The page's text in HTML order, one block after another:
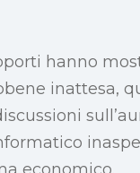
hanno
inattesa,